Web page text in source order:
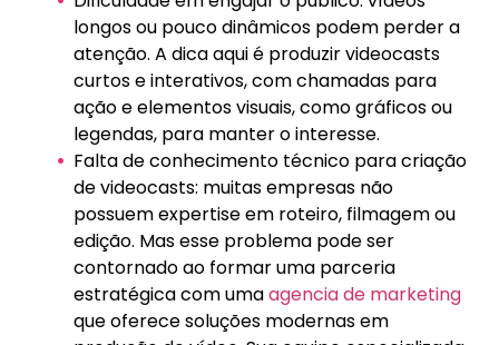
longos ou pouco dinâmicos podem perder a
atenção. A dica aqui é produzir videocasts
curtos e interativos, com chamadas para
ação e elementos visuais, como gráficos ou
legendas, para manter o interesse.
Falta de conhecimento técnico para criação
de videocasts: muitas empresas não
possuem expertise em roteiro, filmagem ou
edição. Mas esse problema pode ser
contornado ao formar uma parceria
estratégica com umaagencia de marketing
que oferece soluções modernas em